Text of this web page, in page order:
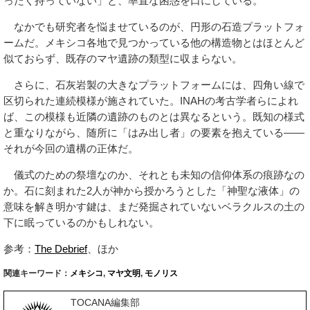
なかでも研究者を悩ませているのが、円形の石造プラットフォ
ームだ。メキシコ各地で見つかっている他の構造物とはほとんど
似ておらず、既存のマヤ遺跡の類型に収まらない。
さらに、石灰岩製の大きなプラットフォームには、四角い線で
区切られた連続模様が施されていた。INAHの考古学者らによれ
ば、この模様も近隣の遺跡のものとは異なるという。既知の様式
と重なりながら、随所に「はみ出し者」の要素を抱えている——
それが今回の遺構の正体だ。
儀式のための祭壇なのか、それとも未知の信仰体系の痕跡なの
か。石に刻まれた2人が神から授かろうとした「神聖な液体」の
意味を解き明かす鍵は、まだ発掘されていないベラクルスの土の
下に眠っているのかもしれない。
参考： The Debrief、ほか
関連キーワード： メキシコ, マヤ文明, モノリス
TOCANA編集部